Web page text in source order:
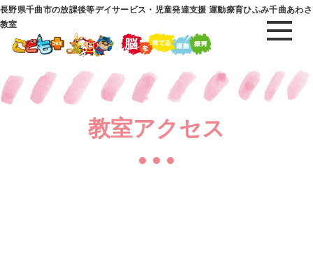
長野県千曲市の放課後等デイサービス・児童発達支援 運動療育ひふみ千曲あわさ
教室
教室アクセス